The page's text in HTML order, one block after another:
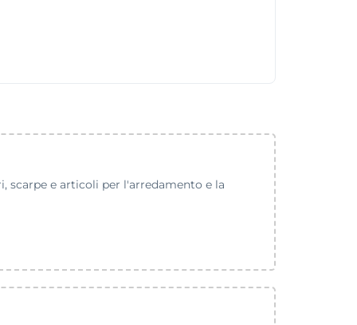
scarpe e articoli per l'arredamento e la